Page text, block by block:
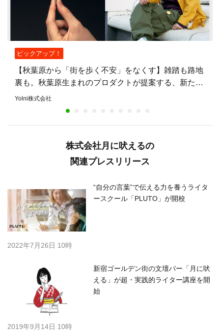
ピックアップ！
【秋葉原から「街を歩く不安」をなくす】雑踏も路地
裏も。秋葉原生まれのプロダクトが提案する、新たな
安心のまちづくり
Yolni株式会社
株式会社月に吠えるの
関連プレスリリース
“自分の言葉”で伝える力を養うライタ
ースクール「PLUTO」が開校
2022年7月26日 10時
新宿ゴールデン街の文壇バー「月に吠
える」が超・実践的ライター講座を開
始
2019年9月14日 10時